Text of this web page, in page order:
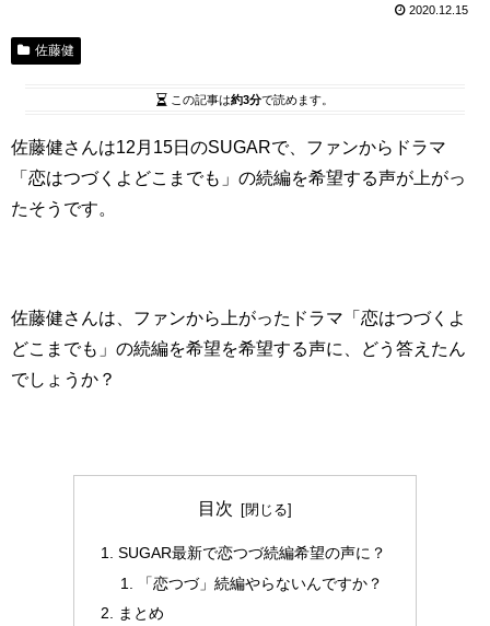
2020.12.15
佐藤健
この記事は約3分で読めます。
佐藤健さんは12月15日のSUGARで、ファンからドラマ
「恋はつづくよどこまでも」の続編を希望する声が上がっ
たそうです。
佐藤健さんは、ファンから上がったドラマ「恋はつづくよ
どこまでも」の続編を希望を希望する声に、どう答えたん
でしょうか？
目次
SUGAR最新で恋つづ続編希望の声に？
「恋つづ」続編やらないんですか？
まとめ